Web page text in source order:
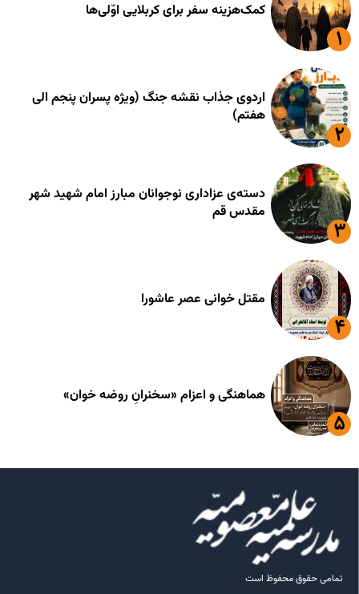
کمک‌هزینه سفر برای کربلایی اوّلی‌ها
اردوی جذاب نقشه جنگ (ویژه پسران پنجم الی
هفتم)
دسته‌ی عزاداری نوجوانان مبارز امام شهید شهر
مقدس قم
مقتل خوانی عصر عاشورا
هماهنگی و اعزام «سخنرانِ روضه خوان»
تمامی حقوق محفوظ است